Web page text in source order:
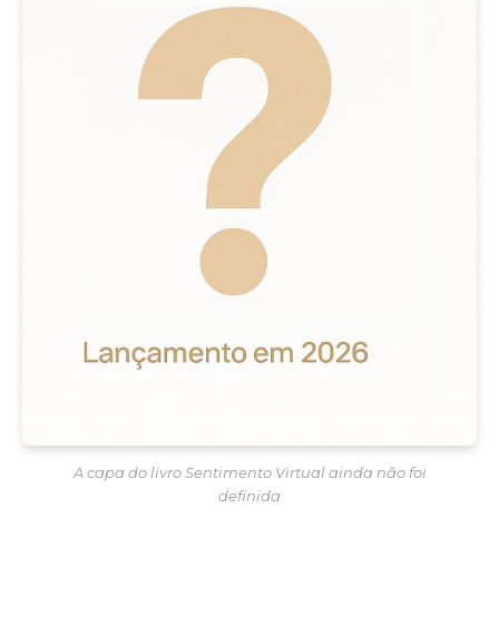
A capa do livro Sentimento Virtual ainda não foi
definida